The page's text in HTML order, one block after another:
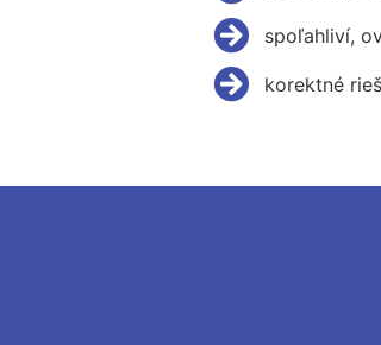
spoľahliví,
korektné